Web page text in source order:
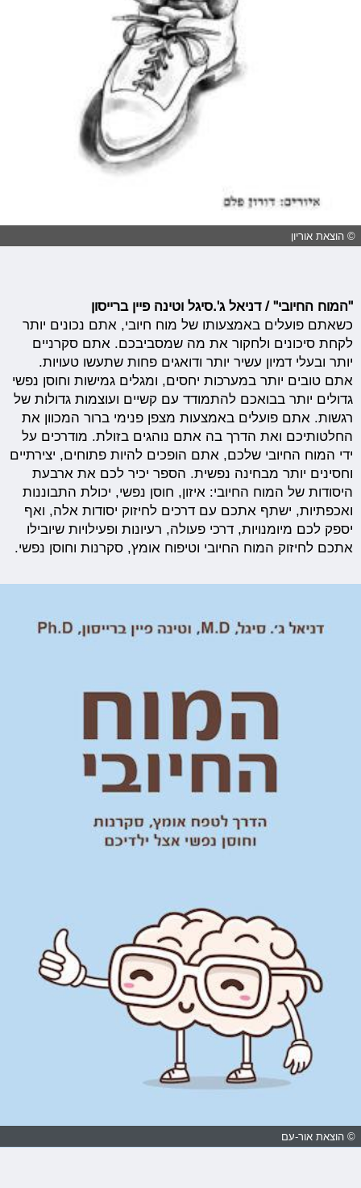
© הוצאת אוריון
"המוח החיובי" / דניאל ג'.סיגל וטינה פיין ברייסון
כשאתם פועלים באמצעותו של מוח חיובי, אתם נכונים יותר
לקחת סיכונים ולחקור את מה שמסביבכם. אתם סקרניים
יותר ובעלי דמיון עשיר יותר ודואגים פחות שתעשו טעויות.
אתם טובים יותר במערכות יחסים, ומגלים גמישות וחוסן נפשי
גדולים יותר בבואכם להתמודד עם קשיים ועוצמות גדולות של
רגשות. אתם פועלים באמצעות מצפן פנימי ברור המכוון את
החלטותיכם ואת הדרך בה אתם נוהגים בזולת. מודרכים על
ידי המוח החיובי שלכם, אתם הופכים להיות פתוחים, יצירתיים
וחסינים יותר מבחינה נפשית. הספר יכיר לכם את ארבעת
היסודות של המוח החיובי: איזון, חוסן נפשי, יכולת התבוננות
ואכפתיות, ישתף אתכם עם דרכים לחיזוק יסודות אלה, ואף
יספק לכם מיומנויות, דרכי פעולה, רעיונות ופעילויות שיובילו
אתכם לחיזוק המוח החיובי וטיפוח אומץ, סקרנות וחוסן נפשי.
© הוצאת אור-עם